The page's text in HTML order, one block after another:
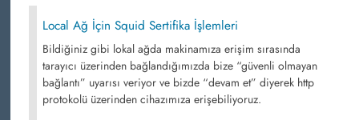
Local Ağ İçin Squid Sertifika İşlemleri
Bildiğiniz gibi lokal ağda makinamıza erişim sırasında
tarayıcı üzerinden bağlandığımızda bize “güvenli olmayan
bağlantı” uyarısı veriyor ve bizde “devam et” diyerek http
protokolü üzerinden cihazımıza erişebiliyoruz.